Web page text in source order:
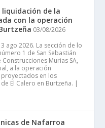
de la
con la operación
03/08/2026
ago 2026. La sección de lo
1 de San Sebastián
Murias SA,
a la operación
en los
El Calero en Burtzeña. |
de Nafarroa